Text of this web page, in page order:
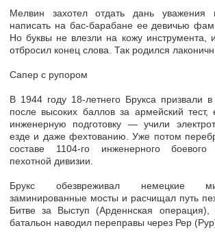
Мелвин захотел отдать дань
написать на бас-барабане ее девичью
Но буквы не влезли на кожу инструмента,
отбросил конец слова. Так родился
Сапер с рупором
В 1944 году 18-летнего Брукса призвали
после высоких баллов за армейский тест,
инженерную подготовку — учили
езде и даже фехтованию. Уже потом
составе 1104-го инженерного
пехотной дивизии.
Брукс обезвреживал немецкие
заминированные мосты и расчищал путь
Битве за Выступ (Арденнская
батальон наводил переправы через Рер